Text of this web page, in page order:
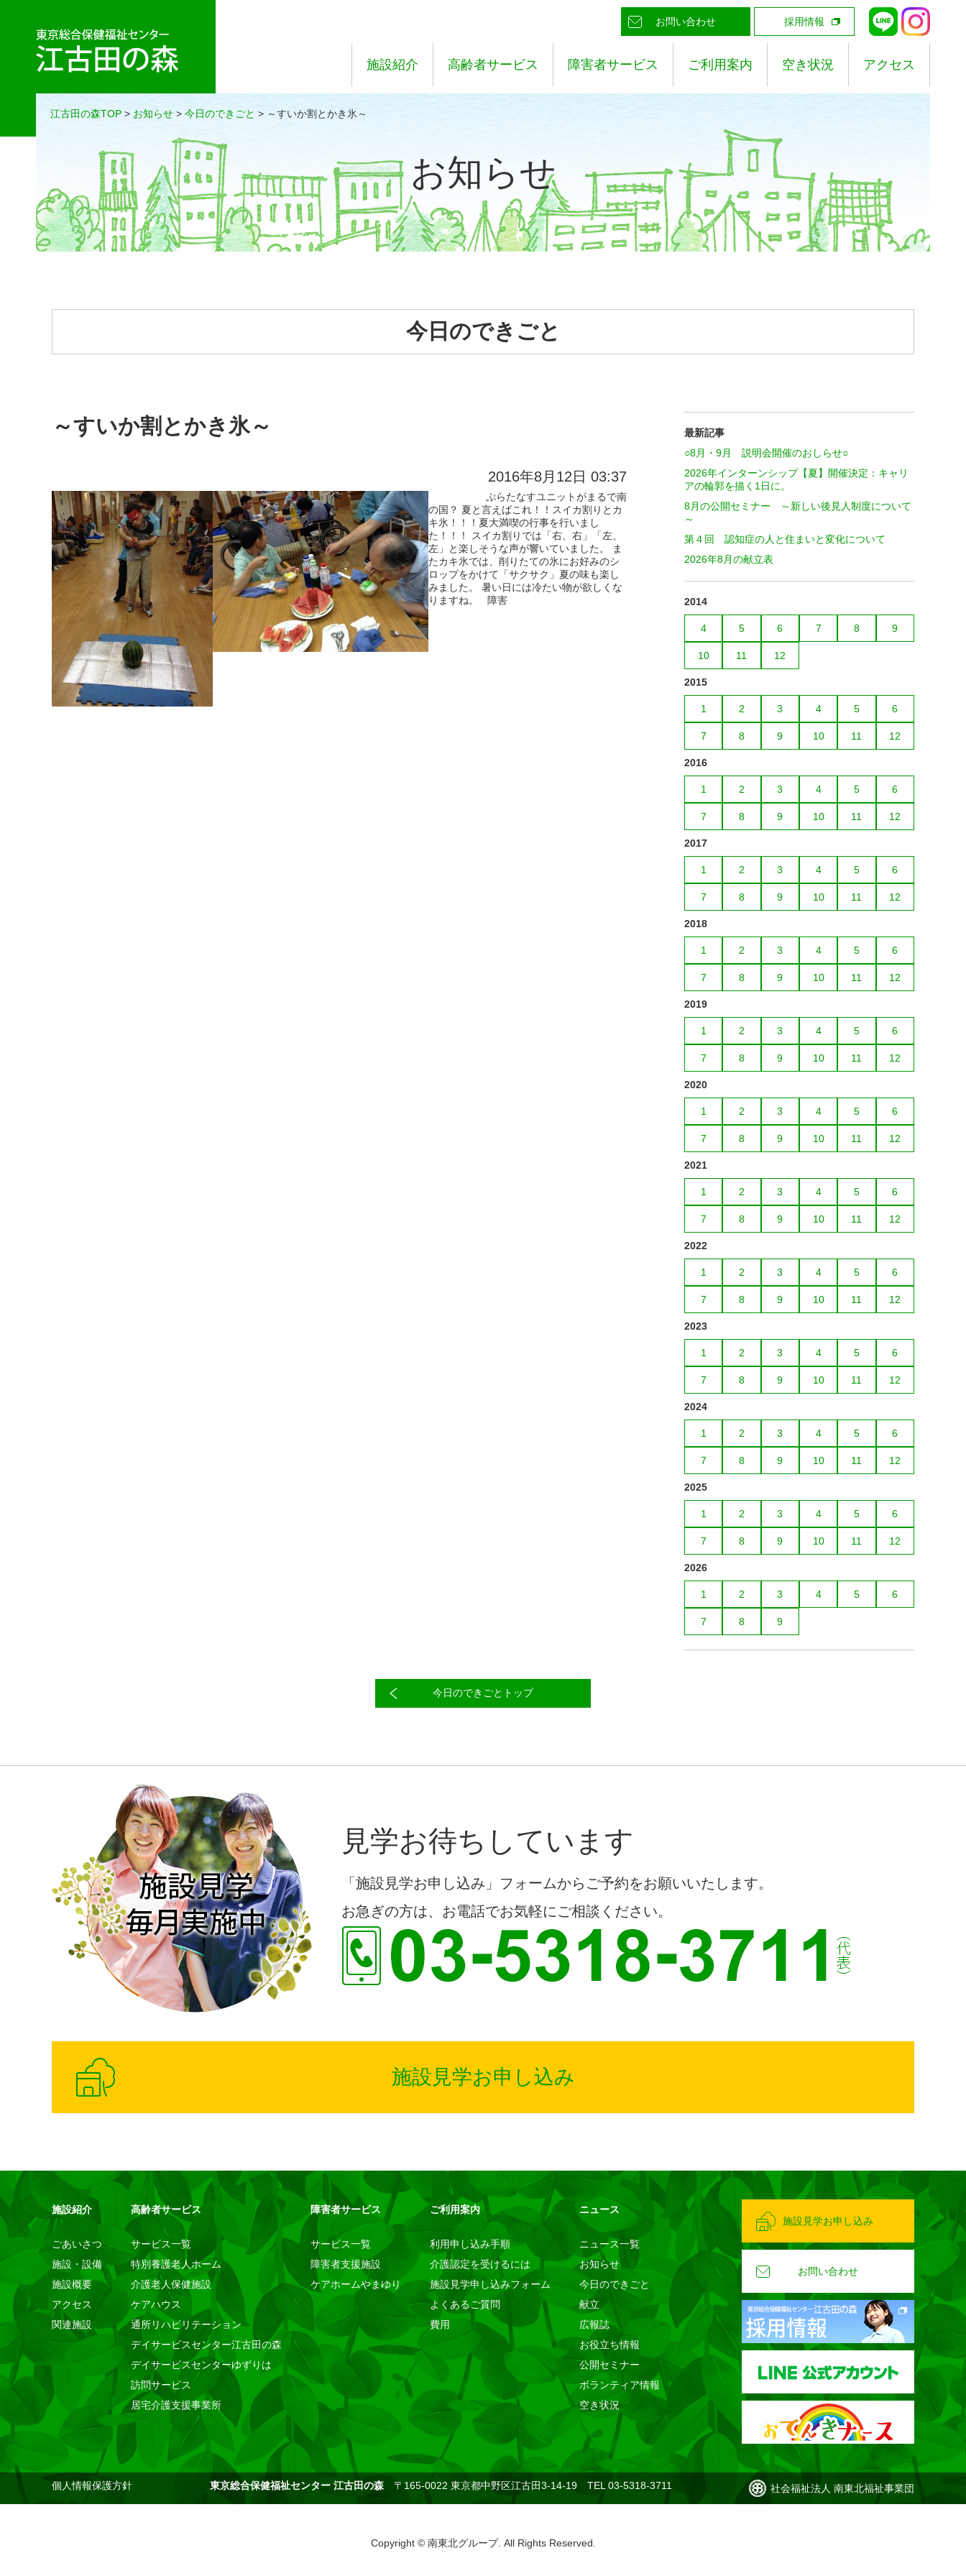
お問い合わせ 採用情報
施設紹介 高齢者サービス 障害者サービス ご利用案内 空き状況 アクセス
江古田の森TOP > お知らせ > 今日のできごと > ～すいか割とかき氷～
お知らせ
今日のできごと
～すいか割とかき氷～
2016年8月12日 03:37
ぷらたなすユニットがまるで南
の国？ 夏と言えばこれ！！スイカ割りとカ
キ氷！！！夏大満喫の行事を行いまし
た！！！ スイカ割りでは「右、右」「左、
左」と楽しそうな声が響いていました。 ま
たカキ氷では、削りたての氷にお好みのシ
ロップをかけて「サクサク」夏の味も楽し
みました。 暑い日には冷たい物が欲しくな
りますね。 障害
最新記事
○8月・9月 説明会開催のおしらせ○
2026年インターンシップ【夏】開催決定：キャリ
アの輪郭を描く1日に。
8月の公開セミナー ～新しい後見人制度について
～
第４回 認知症の人と住まいと変化について
2026年8月の献立表
2014
4 5 6 7 8 9
10 11 12
2015
1 2 3 4 5 6
7 8 9 10 11 12
2016
1 2 3 4 5 6
7 8 9 10 11 12
2017
1 2 3 4 5 6
7 8 9 10 11 12
2018
1 2 3 4 5 6
7 8 9 10 11 12
2019
1 2 3 4 5 6
7 8 9 10 11 12
2020
1 2 3 4 5 6
7 8 9 10 11 12
2021
1 2 3 4 5 6
7 8 9 10 11 12
2022
1 2 3 4 5 6
7 8 9 10 11 12
2023
1 2 3 4 5 6
7 8 9 10 11 12
2024
1 2 3 4 5 6
7 8 9 10 11 12
2025
1 2 3 4 5 6
7 8 9 10 11 12
2026
1 2 3 4 5 6
7 8 9
今日のできごとトップ
見学お待ちしています
「施設見学お申し込み」フォームからご予約をお願いいたします。
お急ぎの方は、お電話でお気軽にご相談ください。
施設見学お申し込み
施設紹介
ごあいさつ
施設・設備
施設概要
アクセス
関連施設
高齢者サービス
サービス一覧
特別養護老人ホーム
介護老人保健施設
ケアハウス
通所リハビリテーション
デイサービスセンター江古田の森
デイサービスセンターゆずりは
訪問サービス
居宅介護支援事業所
障害者サービス
サービス一覧
障害者支援施設
ケアホームやまゆり
ご利用案内
利用申し込み手順
介護認定を受けるには
施設見学申し込みフォーム
よくあるご質問
費用
ニュース
ニュース一覧
お知らせ
今日のできごと
献立
広報誌
お役立ち情報
公開セミナー
ボランティア情報
空き状況
施設見学お申し込み
お問い合わせ
個人情報保護方針 東京総合保健福祉センター 江古田の森 〒165-0022 東京都中野区江古田3-14-19 TEL 03-5318-3711 社会福祉法人 南東北福祉事業団
Copyright © 南東北グループ. All Rights Reserved.